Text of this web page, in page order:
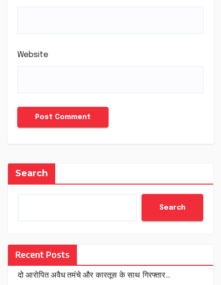
Website
Search
Search
Recent Posts
दो आरोपित अवैध तमंचे और कारतूस के साथ गिरफ्तार…